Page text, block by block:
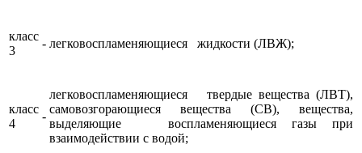
класс
3
- легковоспламеняющиеся жидкости (ЛВЖ);
класс
4
-
легковоспламеняющиеся твердые вещества (ЛВТ),
самовозгорающиеся вещества (СВ), вещества,
выделяющие воспламеняющиеся газы при
взаимодействии с водой;